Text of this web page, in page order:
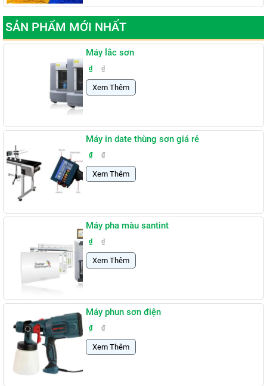
SẢN PHẨM MỚI NHẤT
Máy lắc sơn
₫ ₫
Xem Thêm
Máy in date thùng sơn giá rẻ
₫ ₫
Xem Thêm
Máy pha màu santint
₫ ₫
Xem Thêm
Máy phun sơn điện
₫ ₫
Xem Thêm